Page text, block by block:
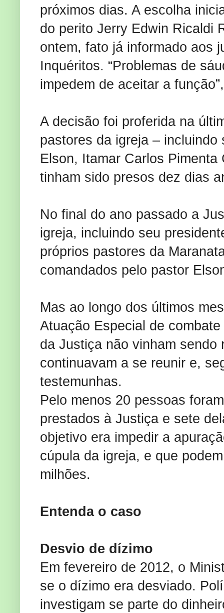
próximos dias. A escolha
do perito Jerry Edwin Ricaldi
ontem, fato já informado aos
Inquéritos. “Problemas de
impedem de aceitar a
A decisão foi proferida na
pastores da igreja –
Elson, Itamar Carlos
tinham sido presos dez dias
No final do ano passado a
igreja, incluindo seu
próprios pastores da
comandados pelo pastor
Mas ao longo dos últimos
Atuação Especial de
da Justiça não vinham
continuavam a se reunir e,
testemunhas.
Pelo menos 20 pessoas
prestados à Justiça e sete
objetivo era impedir a
cúpula da igreja, e que
milhões.
Entenda o caso
Desvio de dízimo
Em fevereiro de 2012, o
se o dízimo era desviado.
investigam se parte do